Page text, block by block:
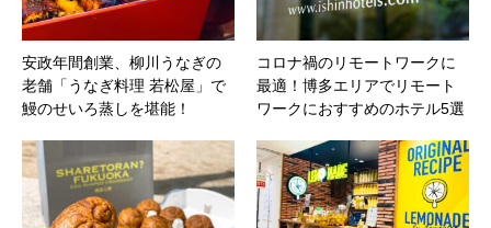
安政年間創業、柳川うなぎの
老舗「うなぎ料理 若松屋」で
鰻のせいろ蒸しを堪能！
コロナ禍のリモートワークに
最適！博多エリアでリモート
ワークにおすすめのホテル5選